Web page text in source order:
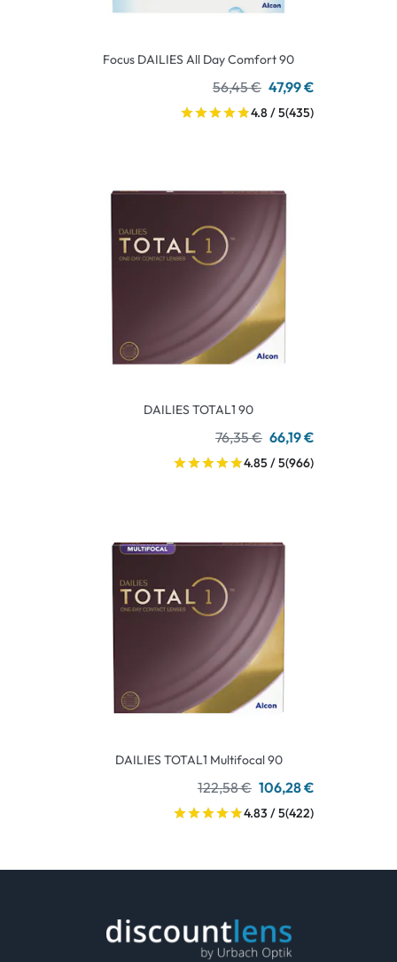
Focus DAILIES All Day Comfort 90
56,45 € 47,99 €
4.8 / 5(435)
DAILIES TOTAL1 90
76,35 € 66,19 €
4.85 / 5(966)
DAILIES TOTAL1 Multifocal 90
122,58 € 106,28 €
4.83 / 5(422)